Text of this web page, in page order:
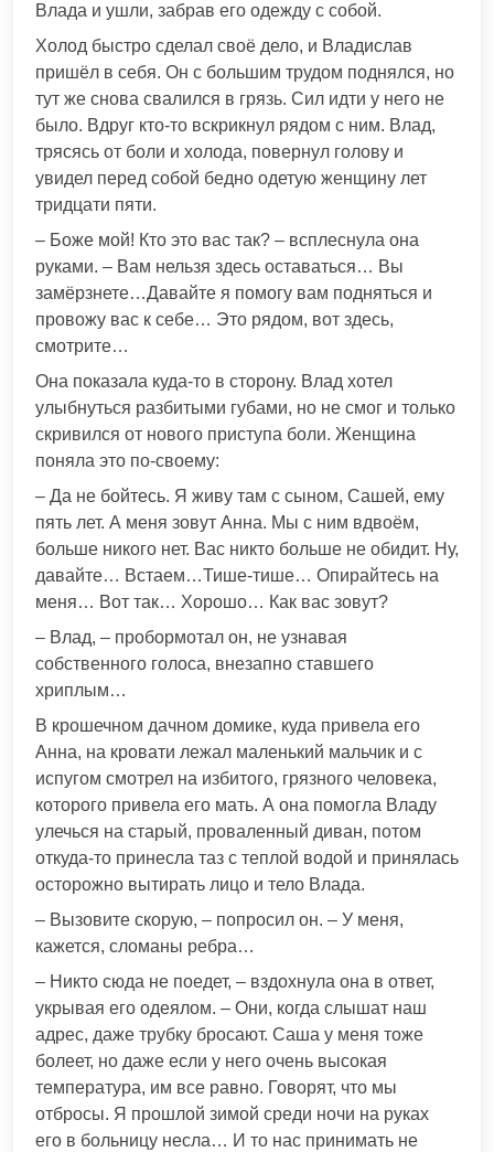
Влада и ушли, забрав его одежду с собой.
Холод быстро сделал своё дело, и Владислав
пришёл в себя. Он с большим трудом поднялся, но
тут же снова свалился в грязь. Сил идти у него не
было. Вдруг кто-то вскрикнул рядом с ним. Влад,
трясясь от боли и холода, повернул голову и
увидел перед собой бедно одетую женщину лет
тридцати пяти.
– Боже мой! Кто это вас так? – всплеснула она
руками. – Вам нельзя здесь оставаться… Вы
замёрзнете…Давайте я помогу вам подняться и
провожу вас к себе… Это рядом, вот здесь,
смотрите…
Она показала куда-то в сторону. Влад хотел
улыбнуться разбитыми губами, но не смог и только
скривился от нового приступа боли. Женщина
поняла это по-своему:
– Да не бойтесь. Я живу там с сыном, Сашей, ему
пять лет. А меня зовут Анна. Мы с ним вдвоём,
больше никого нет. Вас никто больше не обидит. Ну,
давайте… Встаем…Тише-тише… Опирайтесь на
меня… Вот так… Хорошо… Как вас зовут?
– Влад, – пробормотал он, не узнавая
собственного голоса, внезапно ставшего
хриплым…
В крошечном дачном домике, куда привела его
Анна, на кровати лежал маленький мальчик и с
испугом смотрел на избитого, грязного человека,
которого привела его мать. А она помогла Владу
улечься на старый, проваленный диван, потом
откуда-то принесла таз с теплой водой и принялась
осторожно вытирать лицо и тело Влада.
– Вызовите скорую, – попросил он. – У меня,
кажется, сломаны ребра…
– Никто сюда не поедет, – вздохнула она в ответ,
укрывая его одеялом. – Они, когда слышат наш
адрес, даже трубку бросают. Саша у меня тоже
болеет, но даже если у него очень высокая
температура, им все равно. Говорят, что мы
отбросы. Я прошлой зимой среди ночи на руках
его в больницу несла… И то нас принимать не